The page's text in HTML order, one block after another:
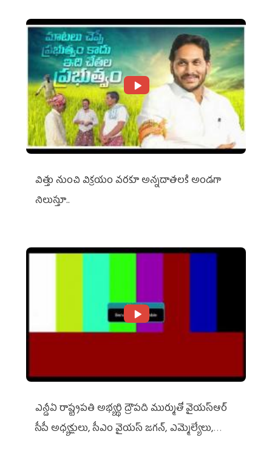
విత్తు నుంచి విక్రయం వరకూ అన్నదాతలకి అండగా
నిలుస్తూ..
ఎన్డీఏ రాష్ట్ర‌ప‌తి అభ్య‌ర్థి ద్రౌప‌ది ముర్ముతో వైయ‌స్ఆర్
సీపీ అధ్య‌క్షులు, సీఎం వైయ‌స్ జ‌గ‌న్, ఎమ్మెల్యేలు,